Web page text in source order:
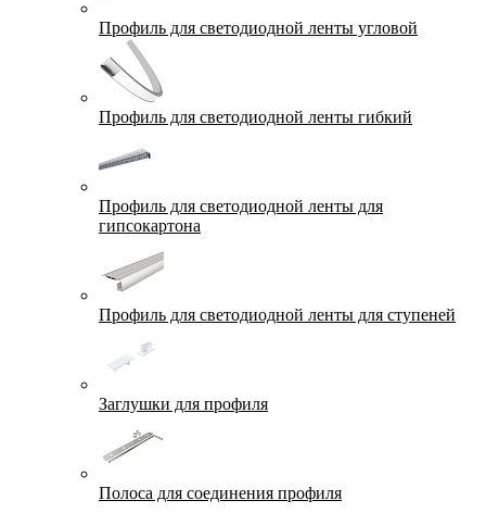
Профиль для светодиодной ленты угловой
Профиль для светодиодной ленты гибкий
Профиль для светодиодной ленты для
гипсокартона
Профиль для светодиодной ленты для ступеней
Заглушки для профиля
Полоса для соединения профиля